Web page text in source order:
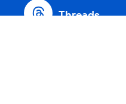
Threads